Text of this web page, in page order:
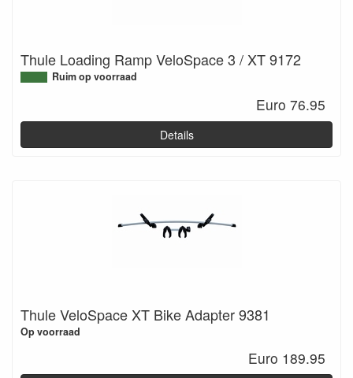
Thule Loading Ramp VeloSpace 3 / XT 9172
Ruim op voorraad
Euro 76.95
Details
Thule VeloSpace XT Bike Adapter 9381
Op voorraad
Euro 189.95